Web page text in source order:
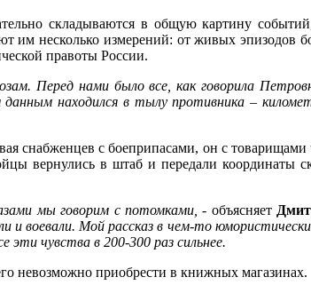
складываются в общую картину
им несколько измерений: от живых эпизодов
правоты России.
Перед нами было все, как говорила
данным находился в тылу противника –
снабженцев с боеприпасами, он с товарищами
вернулись в штаб и передали координаты
мы говорим с потомками, - объясняет
Мой рассказ в чем-то
чувства в 200-300 раз сильнее.
невозможно приобрести в книжных магазинах.